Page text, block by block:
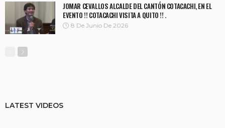
JOMAR CEVALLOS ALCALDE DEL CANTÓN COTACACHI, EN EL
EVENTO !! COTACACHI VISITA A QUITO !! .
8 De Junio De 2026
LATEST VIDEOS